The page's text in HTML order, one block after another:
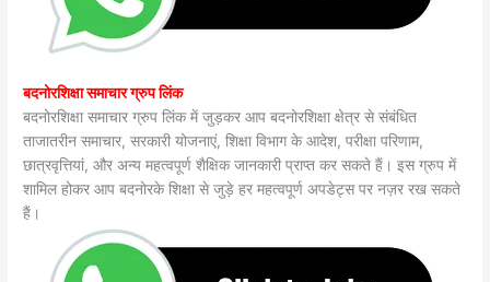
बदनोरशिक्षा समाचार ग्रुप लिंक
बदनोरशिक्षा समाचार ग्रुप लिंक में जुड़कर आप बदनोरशिक्षा क्षेत्र से संबंधित
ताजातरीन समाचार, सरकारी योजनाएं, शिक्षा विभाग के आदेश, परीक्षा परिणाम,
छात्रवृत्तियां, और अन्य महत्वपूर्ण शैक्षिक जानकारी प्राप्त कर सकते हैं। इस ग्रुप में
शामिल होकर आप बदनोरके शिक्षा से जुड़े हर महत्वपूर्ण अपडेट्स पर नज़र रख सकते
हैं।